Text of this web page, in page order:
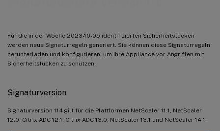
Für die in der Woche 2023-10-05 identifizierten Sicherheitslücken
werden neue Signaturregeln generiert. Sie können diese Signaturregeln
herunterladen und konfigurieren, um Ihre Appliance vor Angriffen mit
Sicherheitslücken zu schützen.
Signaturversion
Signaturversion 114 gilt für die Plattformen NetScaler 11.1, NetScaler
12.0, Citrix ADC 12.1, Citrix ADC 13.0, NetScaler 13.1 und NetScaler 14.1.